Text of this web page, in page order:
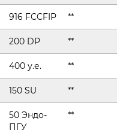
916 FCCFIP **
200 DP **
400 у.е. **
150 SU **
50 Эндо-
ПГУ
**